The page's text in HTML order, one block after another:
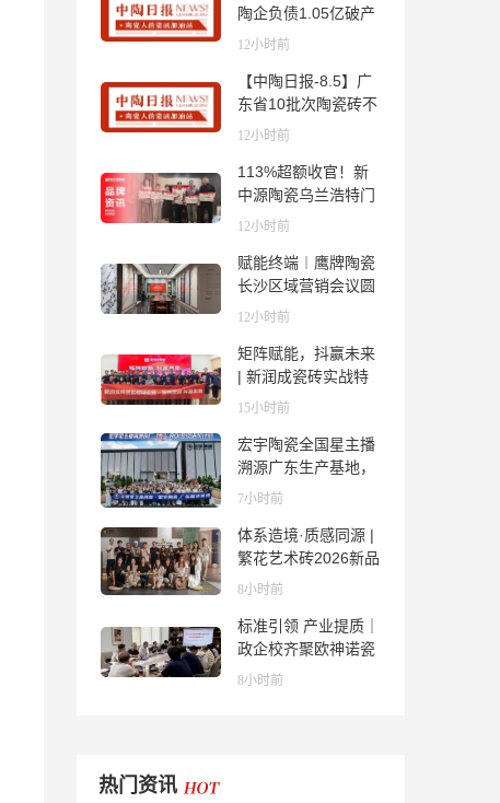
陶企负债1.05亿破产
清算；东鹏拟延长基
开展建陶行业能效领
跑者企业推荐工作
12小时前
【中陶日报-8.5】广
东省10批次陶瓷砖不
合格；科达购买特福
过；蒙娜丽莎5千万
回购股份；建霖家居
海外产能突破18亿元
12小时前
113%超额收官！新
中源陶瓷乌兰浩特门
店周年活动圆满落幕
12小时前
赋能终端︱鹰牌陶瓷
长沙区域营销会议圆
满举行，共探渠道拓
12小时前
矩阵赋能，抖赢未来
| 新润成瓷砖实战特
训营成功举办，吹响
号！
15小时前
宏宇陶瓷全国星主播
溯源广东生产基地，
进阶ROI长效变现新
7小时前
体系造境·质感同源 |
繁花艺术砖2026新品
发布媒体见面会圆满
8小时前
标准引领 产业提质｜
政企校齐聚欧神诺瓷
砖，共探佛山陶瓷标
8小时前
热门资讯